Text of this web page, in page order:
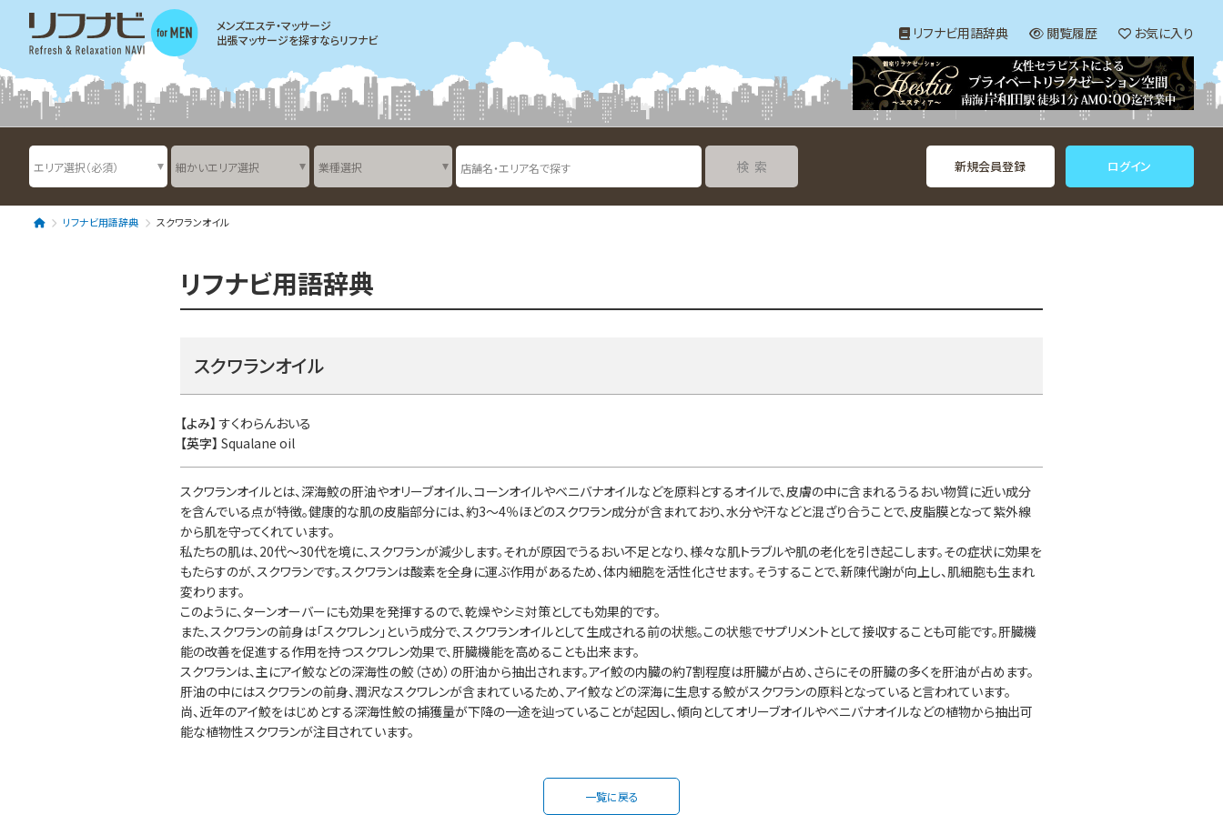
メンズエステ・マッサージ
出張マッサージを探すならリフナビ
リフナビ用語辞典 閲覧履歴 お気に入り
新規会員登録 ログイン
リフナビ用語辞典 スクワランオイル
リフナビ用語辞典
スクワランオイル
【よみ】 すくわらんおいる
【英字】 Squalane oil
スクワランオイルとは、深海鮫の肝油やオリーブオイル、コーンオイルやベニバナオイルなどを原料とするオイルで、皮膚の中に含まれるうるおい物質に近い成分
を含んでいる点が特徴。健康的な肌の皮脂部分には、約3～4％ほどのスクワラン成分が含まれており、水分や汗などと混ざり合うことで、皮脂膜となって紫外線
から肌を守ってくれています。
私たちの肌は、20代～30代を境に、スクワランが減少します。それが原因でうるおい不足となり、様々な肌トラブルや肌の老化を引き起こします。その症状に効果を
もたらすのが、スクワランです。スクワランは酸素を全身に運ぶ作用があるため、体内細胞を活性化させます。そうすることで、新陳代謝が向上し、肌細胞も生まれ
変わります。
このように、ターンオーバーにも効果を発揮するので、乾燥やシミ対策としても効果的です。
また、スクワランの前身は「スクワレン」という成分で、スクワランオイルとして生成される前の状態。この状態でサプリメントとして接収することも可能です。肝臓機
能の改善を促進する作用を持つスクワレン効果で、肝臓機能を高めることも出来ます。
スクワランは、主にアイ鮫などの深海性の鮫（さめ）の肝油から抽出されます。アイ鮫の内臓の約7割程度は肝臓が占め、さらにその肝臓の多くを肝油が占めます。
肝油の中にはスクワランの前身、潤沢なスクワレンが含まれているため、アイ鮫などの深海に生息する鮫がスクワランの原料となっていると言われています。
尚、近年のアイ鮫をはじめとする深海性鮫の捕獲量が下降の一途を辿っていることが起因し、傾向としてオリーブオイルやベニバナオイルなどの植物から抽出可
能な植物性スクワランが注目されています。
一覧に戻る